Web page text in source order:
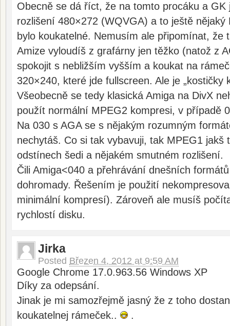
Obecně se dá říct, že na tomto procáku a GK
rozlišení 480×272 (WQVGA) a to ještě nějaký
bylo koukatelné. Nemusím ale připomínat, že
Amize vyloudíš z grafárny jen těžko (natož z
spokojit s nebližším vyšším a koukat na
320×240, které jde fullscreen. Ale je „kostičky
Všeobecně se tedy klasická Amiga na DivX
použít normální MPEG2 kompresi, v případě
Na 030 s AGA se s nějakým rozumným
nechytáš. Co si tak vybavuji, tak MPEG1 jakš
odstínech šedi a nějakém smutném rozlišení.
Čili Amiga<040 a přehrávání dnešních
dohromady. Řešením je použití
minimální kompresí). Zároveň ale musíš
rychlostí disku.
Jirka
Posted Březen 4, 2012 at 9:59 AM
Google Chrome 17.0.963.56 Windows XP
Díky za odepsání.
Jinak je mi samozřejmě jasný že z toho
koukatelnej rámeček..
.